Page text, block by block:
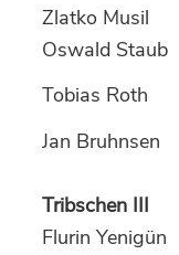
Zlatko Musil
Oswald Staub
Tobias Roth
Jan Bruhnsen
Tribschen III
Flurin Yenigün